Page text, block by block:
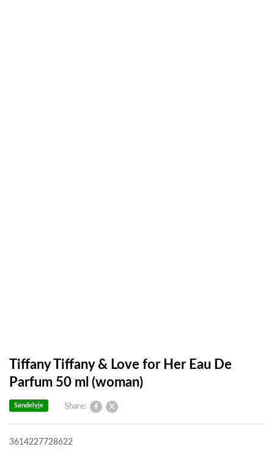
Tiffany Tiffany & Love for Her Eau De
Parfum 50 ml (woman)
Share:
Sandelyje
3614227728622